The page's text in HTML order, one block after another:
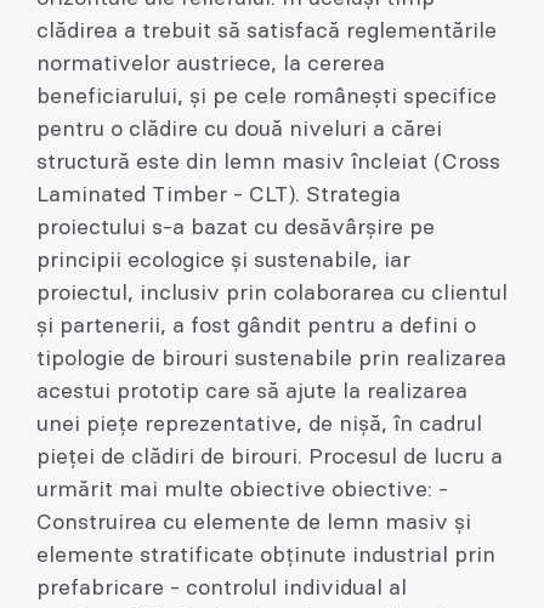
clădirea a trebuit să satisfacă reglementările
normativelor austriece, la cererea
beneficiarului, și pe cele românești specifice
pentru o clădire cu două niveluri a cărei
structură este din lemn masiv încleiat (Cross
Laminated Timber - CLT). Strategia
proiectului s-a bazat cu desăvârșire pe
principii ecologice și sustenabile, iar
proiectul, inclusiv prin colaborarea cu clientul
și partenerii, a fost gândit pentru a defini o
tipologie de birouri sustenabile prin realizarea
acestui prototip care să ajute la realizarea
unei piețe reprezentative, de nișă, în cadrul
pieței de clădiri de birouri. Procesul de lucru a
urmărit mai multe obiective obiective: -
Construirea cu elemente de lemn masiv și
elemente stratificate obținute industrial prin
prefabricare - controlul individual al